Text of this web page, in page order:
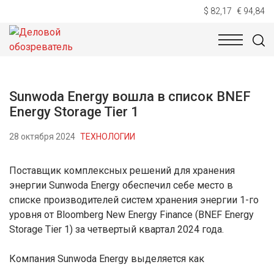
$ 82,17 € 94,84
НОВОСТИ
Sunwoda Energy вошла в список BNEF
Energy Storage Tier 1
28 октября 2024 ТЕХНОЛОГИИ
Поставщик комплексных решений для хранения
энергии Sunwoda Energy обеспечил себе место в
списке производителей систем хранения энергии 1-го
уровня от Bloomberg New Energy Finance (BNEF Energy
Storage Tier 1) за четвертый квартал 2024 года.
Компания Sunwoda Energy выделяется как